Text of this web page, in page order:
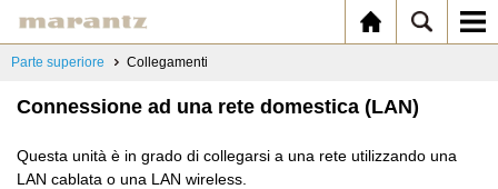
Parte superiore Collegamenti
Connessione ad una rete domestica (LAN)
Questa unità è in grado di collegarsi a una rete utilizzando una
LAN cablata o una LAN wireless.